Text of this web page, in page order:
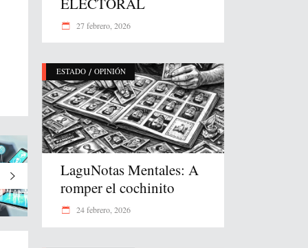
27 febrero, 2026
ESTADO / OPINIÓN
LaguNotas Mentales: A
romper el cochinito
24 febrero, 2026